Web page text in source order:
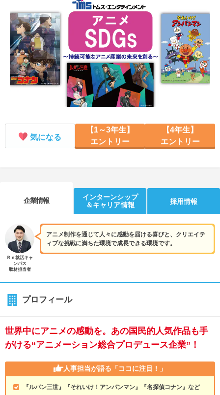
就活ニュースペーパー
就活時事ニュースを更新
よくある質問
不明点があればこちら
気になる
【1～3年生】
エントリー
【4年生】
エントリー
企業情報
インターンシップ
＆キャリア情報
採用情報
アニメ制作を通じて人々に感動を届ける喜びと、クリエイテ
ィブな挑戦に満ちた環境で成長できる環境です。
Ｒｅ就活キャ
ンパス
取材担当者
プロフィール
世界中にアニメの感動を。あの国民的人気作品も手
がける“アニメーション総合プロデュース企業”！
人事担当が語る 「ココに注目！」
『ルパン三世』『それいけ！アンパンマン』『名探偵コナン』など